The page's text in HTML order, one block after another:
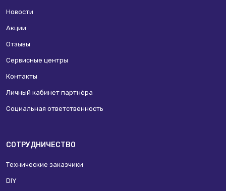
Новости
Акции
Отзывы
Сервисные центры
Контакты
Личный кабинет партнёра
Социальная ответственность
СОТРУДНИЧЕСТВО
Технические заказчики
DIY